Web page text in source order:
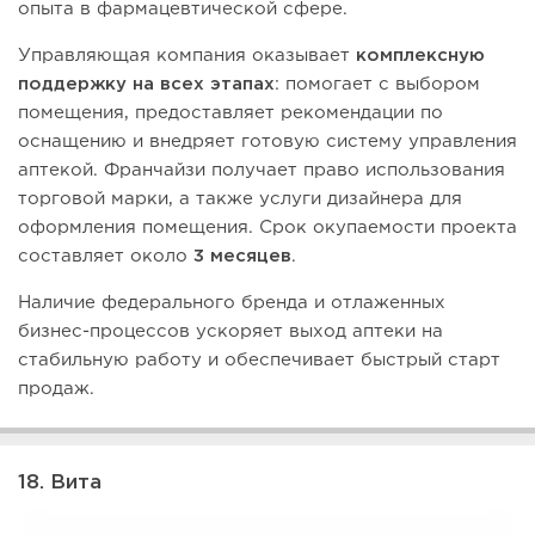
опыта в фармацевтической сфере.
Управляющая компания оказывает комплексную
поддержку на всех этапах: помогает с выбором
помещения, предоставляет рекомендации по
оснащению и внедряет готовую систему управления
аптекой. Франчайзи получает право использования
торговой марки, а также услуги дизайнера для
оформления помещения. Срок окупаемости проекта
составляет около 3 месяцев.
Наличие федерального бренда и отлаженных
бизнес-процессов ускоряет выход аптеки на
стабильную работу и обеспечивает быстрый старт
продаж.
18. Вита